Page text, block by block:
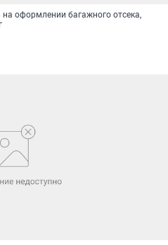
оформлении багажного отсека,